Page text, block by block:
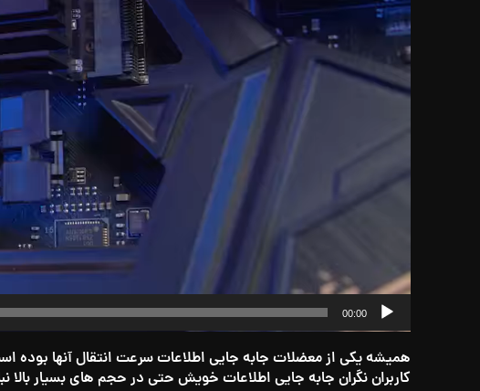
00:00
کاربران نگران جابه جایی اطلاعات خویش حتی در حجم های بسیار بالا